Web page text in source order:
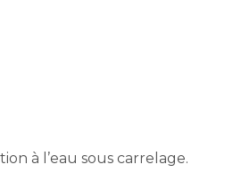
à l’eau sous carrelage.